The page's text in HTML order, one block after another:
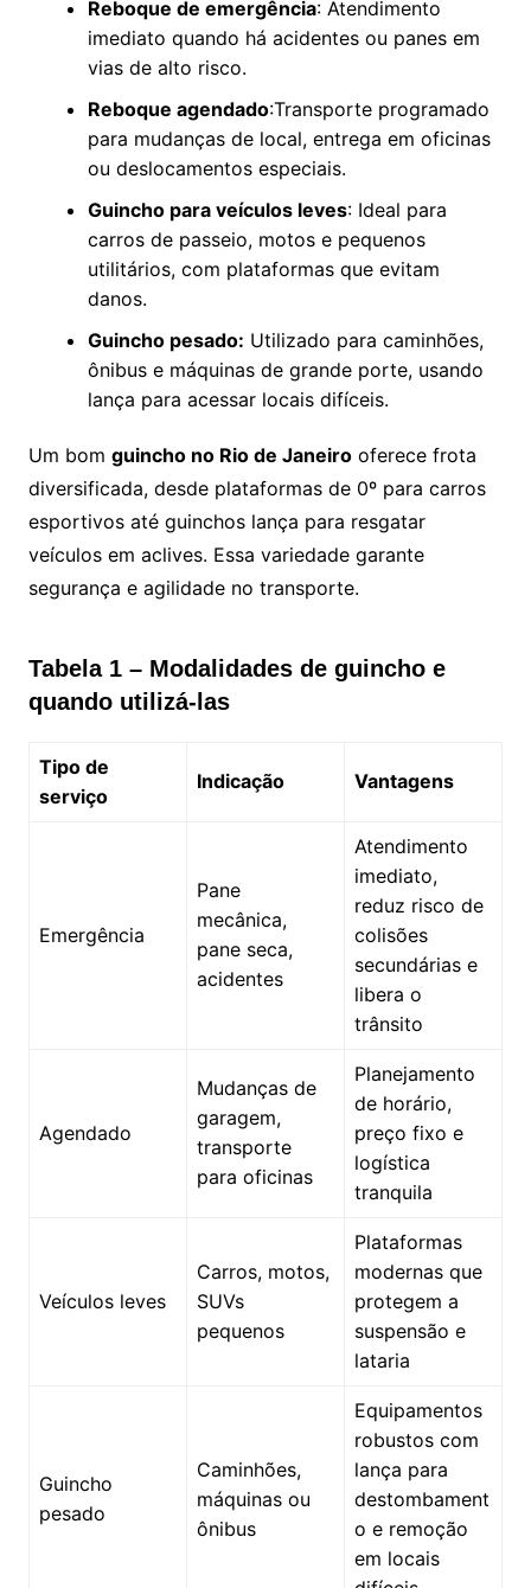
Reboque de emergência: Atendimento
imediato quando há acidentes ou panes em
vias de alto risco.
Reboque agendado:Transporte programado
para mudanças de local, entrega em oficinas
ou deslocamentos especiais.
Guincho para veículos leves: Ideal para
carros de passeio, motos e pequenos
utilitários, com plataformas que evitam
danos.
Guincho pesado: Utilizado para caminhões,
ônibus e máquinas de grande porte, usando
lança para acessar locais difíceis.
Um bom guincho no Rio de Janeirooferece frota
diversificada, desde plataformas de 0º para carros
esportivos até guinchos lança para resgatar
veículos em aclives. Essa variedade garante
segurança e agilidade no transporte.
Tabela 1 – Modalidades de guincho e
quando utilizá‑las
Tipo de
serviço
Indicação Vantagens
Emergência
Pane
mecânica,
pane seca,
acidentes
Atendimento
imediato,
reduz risco de
colisões
secundárias e
libera o
trânsito
Agendado
Mudanças de
garagem,
transporte
para oficinas
Planejamento
de horário,
preço fixo e
logística
tranquila
Veículos leves
Carros, motos,
SUVs
pequenos
Plataformas
modernas que
protegem a
suspensão e
lataria
Guincho
pesado
Caminhões,
máquinas ou
ônibus
Equipamentos
robustos com
lança para
destombament
o e remoção
em locais